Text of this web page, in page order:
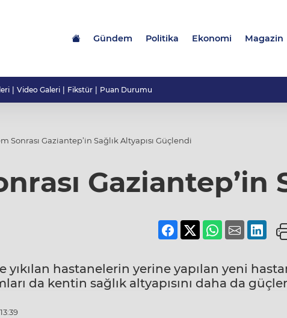
Gündem Politika Ekonomi Magazin
Video Galeri Fikstür Puan Durumu
Sonrası Gaziantep’in Sağlık Altyapısı Güçlendi
Gaziantep’in
yıkılan hastanelerin yerine yapılan yeni
da kentin sağlık altyapısını daha da